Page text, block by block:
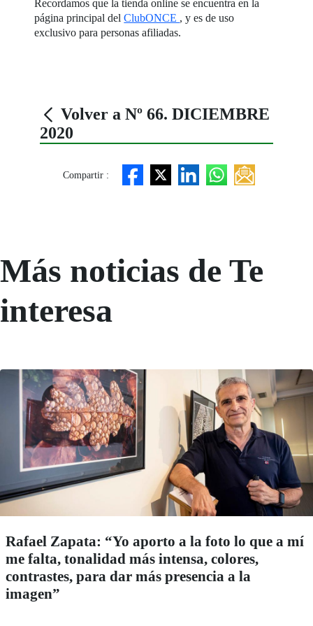
Recordamos que la tienda online se encuentra en la
página principal delClubONCE , y es de uso
exclusivo para personas afiliadas.
Volver a Nº 66. DICIEMBRE
2020
Compartir :
Más noticias de Te
interesa
Rafael Zapata: “Yo aporto a la foto lo que a mí
me falta, tonalidad más intensa, colores,
contrastes, para dar más presencia a la
imagen”